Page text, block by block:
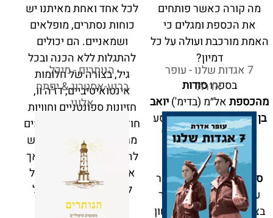
מה קורה כאשר פותחים
את הכספת ומגלים כי
האמת מורכבת ועולה על כל
דמיון?
בספרוסודות
מהכספתאל״מ (בדימ')יואב
בן דודלוקח אותנו אל מסע
אמיתי לליבת הסוד של
ביטחון ישראל.
סודות מהכספתזורה אור
על מה שבדרך כלל נותר
בצל, ומאפשר מבט ראשון
לכל אחד ואחת מאיתנו יש
כוחות נסתרים, מופלאים
ושמאניים. הם יכולים
להתגלות ללא הכנה ובכל
גיל, בצורה של חלומות
אינטואיטיביים, דז’ה וו,
חזיונות ספונטניים וחוויות
חוץ-גופיות. רובנו מתעלמים
מחוויות אלו - אולי מחשש
להיחשב לא נורמליים - אך
אימוץ המתנות הללו יכול
לשחרר את הפוטנציאל
השמאני החבוי בנו,
7 אגדות שלנו - עופר
אדרת
הנותרים - מיכל
ברנע-אסטרוג & יפתח
אלוני